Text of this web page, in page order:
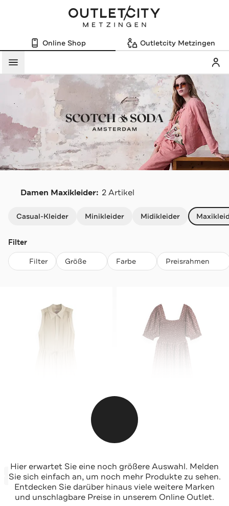
Online Shop Outletcity Metzingen
Menü
Damen Maxikleider: 2 Artikel
Casual-Kleider Minikleider Midikleider
Filter
Filter Größe Farbe Preisrahmen
SCOTCH & SODA
Maxikleid beige
-43%*
Sale
Jetzt shoppen
SCOTCH & SODA
Maxikleid gemustert
-48%*
Sale
Jetzt shoppen
Hier erwartet Sie eine noch größere Auswahl. Melden
Sie sich einfach an, um noch mehr Produkte zu sehen.
Entdecken Sie darüber hinaus viele weitere Marken
und unschlagbare Preise in unserem Online Outlet.